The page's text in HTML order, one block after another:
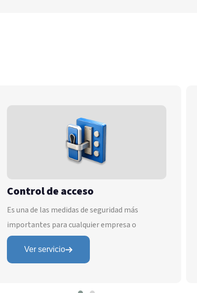
Telecomunicaciones
Consiste en múltiples estaciones de
receptores y transmisores interrogados que
intercambian información. La red más amplia y
conocida es la Internet. Otras redes más
Ver servicio